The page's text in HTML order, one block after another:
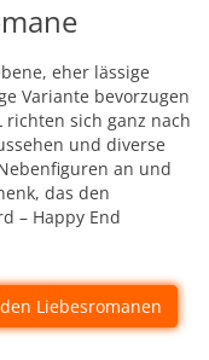
eher lässige
Variante bevorzugen
richten sich ganz nach
und diverse
an und
das den
– Happy End
Liebesromanen